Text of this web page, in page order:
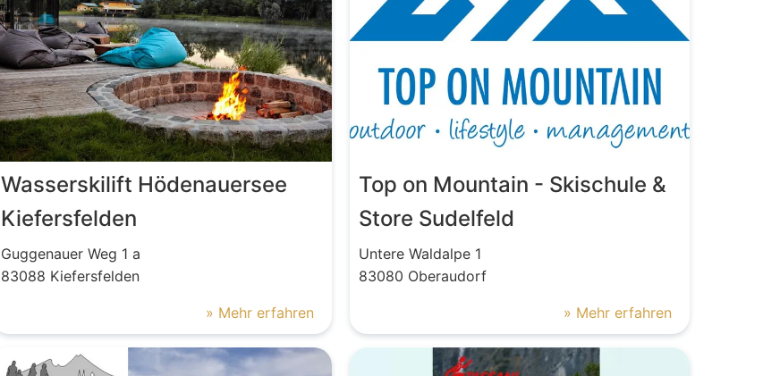
Wasserskilift Hödenauersee
Kiefersfelden
Guggenauer Weg 1 a
83088 Kiefersfelden
» Mehr erfahren
Top on Mountain - Skischule &
Store Sudelfeld
Untere Waldalpe 1
83080 Oberaudorf
» Mehr erfahren